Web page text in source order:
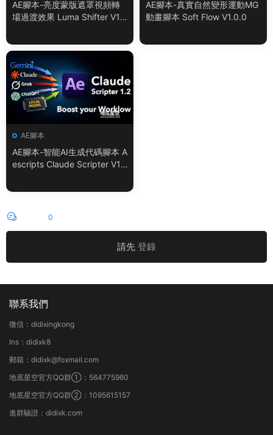
AE腳本-亮度蒙版遮罩視頻轉
場過渡效果 Luma Shifter V1.
AE腳本-真實自然變形運動MG
動畫腳本 Soft Flow V1.0.0
AE腳本
AE腳本-智能AI生成代碼腳本 A
escripts Claude Scripter V1.
0
請先 登錄
聯系我們
微信：didixingkong
Ins：didixk8
郵箱：didixk@foxmail.com
地底星空官方QQ群①：564775980
地底星空官方QQ群②：1095615157
進群驗證：didixk.com